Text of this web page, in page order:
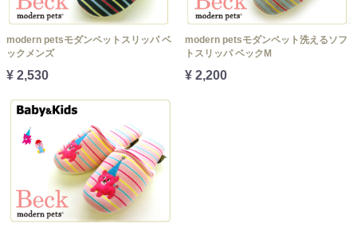
modern petsモダンペットスリッパ ベ
ックメンズ
¥ 2,530
modern petsモダンペット洗えるソフ
トスリッパ ベックM
¥ 2,200